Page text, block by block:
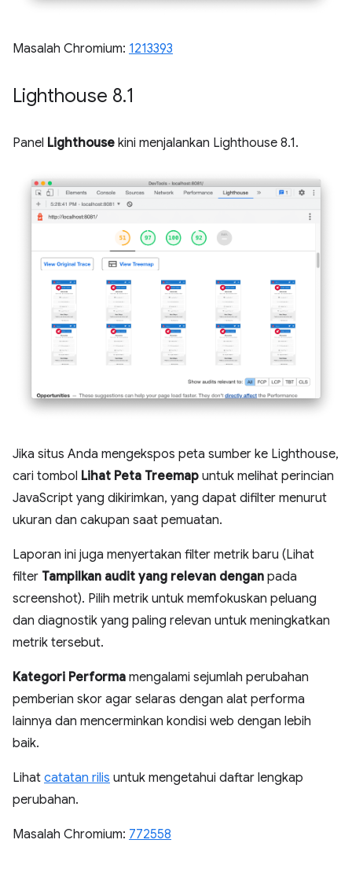
Masalah Chromium: 1213393
Lighthouse 8.1
Panel Lighthouse kini menjalankan Lighthouse 8.1.
Jika situs Anda mengekspos peta sumber ke Lighthouse,
cari tombol Lihat Peta Treemap untuk melihat perincian
JavaScript yang dikirimkan, yang dapat difilter menurut
ukuran dan cakupan saat pemuatan.
Laporan ini juga menyertakan filter metrik baru (Lihat
filter Tampilkan audit yang relevan dengan pada
screenshot). Pilih metrik untuk memfokuskan peluang
dan diagnostik yang paling relevan untuk meningkatkan
metrik tersebut.
Kategori Performa mengalami sejumlah perubahan
pemberian skor agar selaras dengan alat performa
lainnya dan mencerminkan kondisi web dengan lebih
baik.
Lihat catatan rilis untuk mengetahui daftar lengkap
perubahan.
Masalah Chromium: 772558